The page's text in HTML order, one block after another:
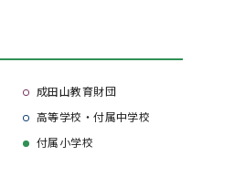
成田山教育財団
高等学校・付属中学校
付属小学校